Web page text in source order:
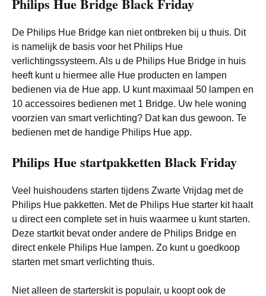
De Philips Hue Bridge kan niet ontbreken bij u thuis. Dit
is namelijk de basis voor het Philips Hue
verlichtingssysteem. Als u de Philips Hue Bridge in huis
heeft kunt u hiermee alle Hue producten en lampen
bedienen via de Hue app. U kunt maximaal 50 lampen en
10 accessoires bedienen met 1 Bridge. Uw hele woning
voorzien van smart verlichting? Dat kan dus gewoon. Te
bedienen met de handige Philips Hue app.
Philips Hue startpakketten Black Friday
Veel huishoudens starten tijdens Zwarte Vrijdag met de
Philips Hue pakketten. Met de Philips Hue starter kit haalt
u direct een complete set in huis waarmee u kunt starten.
Deze startkit bevat onder andere de Philips Bridge en
direct enkele Philips Hue lampen. Zo kunt u goedkoop
starten met smart verlichting thuis.
Niet alleen de starterskit is populair, u koopt ook de